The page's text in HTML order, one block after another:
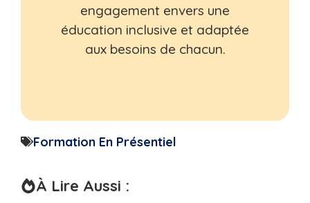
engagement envers une
éducation inclusive et adaptée
aux besoins de chacun.
Formation En Présentiel
À Lire Aussi :